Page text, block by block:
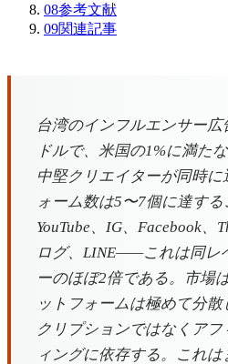
08参考文献
09関連記事
台湾のインフルエンサー
ドルで、米国の1%に満た
中堅クリエイターが同時
ォーム数は5〜7個に達す
YouTube、IG、Facebook、
ログ、LINE——これは同レ
ーのほぼ2倍である。市場
ットフォームは極めて分
クリプションではなくア
ィングに依存する。これ